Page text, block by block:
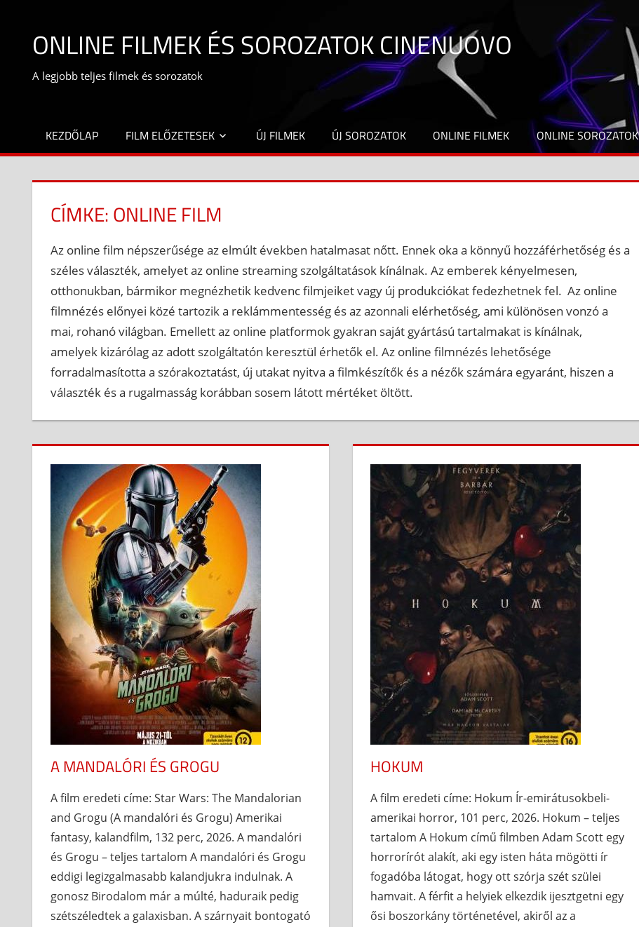
contentONLINE FILMEK ÉS SOROZATOK CINENUOVO
A legjobb teljes filmek és sorozatok
KEZDŐLAP FILM ELŐZETESEK ÚJ FILMEK ÚJ SOROZATOK ONLINE FILMEK ONLINE SOROZATOK
CÍMKE:ONLINE FILM
Az online film népszerűsége az elmúlt években hatalmasat nőtt. Ennek oka a könnyű hozzáférhetőség és a
széles választék, amelyet az online streaming szolgáltatások kínálnak. Az emberek kényelmesen,
otthonukban, bármikor megnézhetik kedvenc filmjeiket vagy új produkciókat fedezhetnek fel. Az online
filmnézés előnyei közé tartozik a reklámmentesség és az azonnali elérhetőség, ami különösen vonzó a
mai, rohanó világban. Emellett az online platformok gyakran saját gyártású tartalmakat is kínálnak,
amelyek kizárólag az adott szolgáltatón keresztül érhetők el. Az online filmnézés lehetősége
forradalmasította a szórakoztatást, új utakat nyitva a filmkészítők és a nézők számára egyaránt, hiszen a
választék és a rugalmasság korábban sosem látott mértéket öltött.
A MANDALÓRI ÉS GROGU
A film eredeti címe: Star Wars: The Mandalorian
and Grogu (A mandalóri és Grogu) Amerikai
fantasy, kalandfilm, 132 perc, 2026. A mandalóri
és Grogu – teljes tartalom A mandalóri és Grogu
eddigi legizgalmasabb kalandjukra indulnak. A
gonosz Birodalom már a múlté, haduraik pedig
szétszéledtek a galaxisban. A szárnyait bontogató
HOKUM
A film eredeti címe: Hokum Ír-emirátusokbeli-
amerikai horror, 101 perc, 2026. Hokum – teljes
tartalom A Hokum című filmben Adam Scott egy
horrorírót alakít, aki egy isten háta mögötti ír
fogadóba látogat, hogy ott szórja szét szülei
hamvait. A férfit a helyiek elkezdik ijesztgetni egy
ősi boszorkány történetével, akiről az a